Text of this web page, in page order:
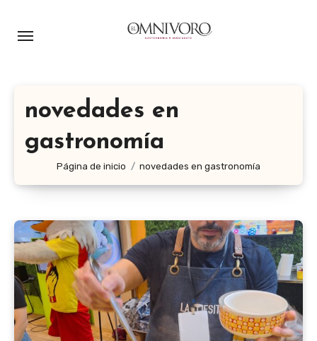
novedades en
gastronomía
Página de inicio novedades en gastronomía